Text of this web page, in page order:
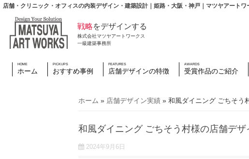
店舗・クリニック・オフィスの内装デザイン・建築設計｜姫路・大阪・神戸｜マツヤアート
戦略をデザインする
株式会社マツヤアートワークス
一級建築事務所
HOME
ホーム
PICKUPS
おすすめ事例
FEATURES
店舗デザインの特徴
AWARDS
受賞作品のご紹介
ホーム » 店舗デザイン実績 » 和風ダイニング ごちそう
和風ダイニング ごちそう村様の店舗デザ
2024年9月6日